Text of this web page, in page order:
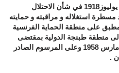
وقد جاء ظهير شريف بتاريخ 30 يوليوز1918 في شأن الاحتلال
استغلاله و مراقبته و حمايته
على منطقة الحماية الفرنسية
منطقة طبنجة الدولية بمقتضى
الظهير الشريف الصادر في 31 مارس 1958 وعلى المرسوم الصادر